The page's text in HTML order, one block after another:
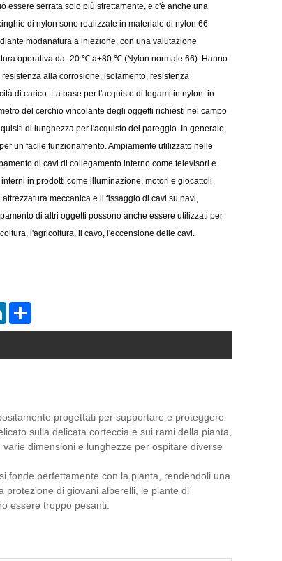
essere serrata solo più strettamente, e c'è anche una
di nylon sono realizzate in materiale di nylon 66
modanatura a iniezione, con una valutazione
operativa da -20 ℃ a+80 ℃ (Nylon normale 66). Hanno
alla corrosione, isolamento, resistenza
di carico. La base per l'acquisto di legami in nylon: in
del cerchio vincolante degli oggetti richiesti nel campo
di lunghezza per l'acquisto del pareggio. In generale,
un facile funzionamento. Ampiamente utilizzato nelle
di cavi di collegamento interno come televisori e
in prodotti come illuminazione, motori e giocattoli
meccanica e il fissaggio di cavi su navi,
di altri oggetti possono anche essere utilizzati per
l'agricoltura, il cavo, l'eccensione delle cavi.
LinkedIn
progettati per supportare e proteggere
sulla delicata corteccia e sui rami della pianta,
dimensioni e lunghezze per ospitare diverse
fonde perfettamente con la pianta, rendendoli una
protezione di giovani alberelli, le piante di
essere troppo pesanti.